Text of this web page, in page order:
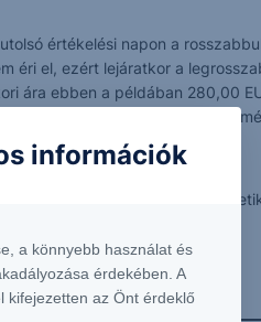
értékelési napon a
éri el, ezért lejáratkor a
ára ebben a példában 280,00
teljesítő mögöttes
alapul véve
információk
a könnyebb használat és
érdekében. A
kifejezetten az Önt érdeklő